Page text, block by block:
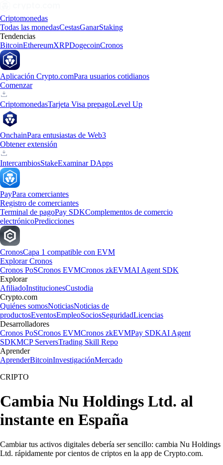
Criptomonedas
Todas las monedasCestasGanarStaking
Tendencias
BitcoinEthereumXRPDogecoinCronos
Aplicación Crypto.comPara usuarios cotidianos
Comenzar
CriptomonedasTarjeta Visa prepagoLevel Up
OnchainPara entusiastas de Web3
Obtener extensión
IntercambiosStakeExaminar DApps
PayPara comerciantes
Registro de comerciantes
Terminal de pagoPay SDKComplementos de comercio
electrónicoPredicciones
CronosCapa 1 compatible con EVM
Explorar Cronos
Cronos PoSCronos EVMCronos zkEVMAI Agent SDK
Explorar
AfiliadoInstitucionesCustodia
Crypto.com
Quiénes somosNoticiasNoticias de
productosEventosEmpleoSociosSeguridadLicencias
Desarrolladores
Cronos PoSCronos EVMCronos zkEVMPay SDKAI Agent
SDKMCP ServersTrading Skill Repo
Aprender
AprenderBitcoinInvestigaciónMercado
CRIPTO
Cambia Nu Holdings Ltd. al
instante en España
Cambiar tus activos digitales debería ser sencillo: cambia Nu Holdings
Ltd. rápidamente por cientos de criptos en la app de Crypto.com.